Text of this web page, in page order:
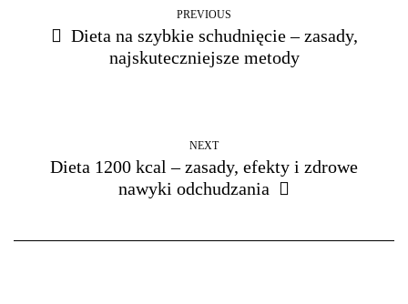
PREVIOUS
Dieta na szybkie schudnięcie – zasady,
najskuteczniejsze metody
NEXT
Dieta 1200 kcal – zasady, efekty i zdrowe
nawyki odchudzania